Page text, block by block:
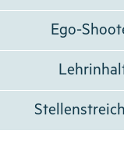
Ego-